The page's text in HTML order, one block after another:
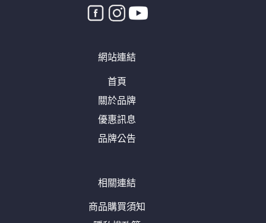
網站連結
首頁
關於品牌
優惠訊息
品牌公告
相關連結
商品購買須知